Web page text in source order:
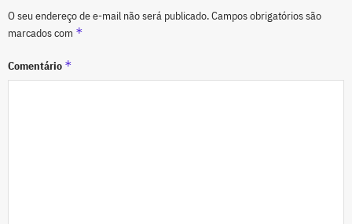
O seu endereço de e-mail não será publicado.Campos obrigatórios são
marcados com *
Comentário *